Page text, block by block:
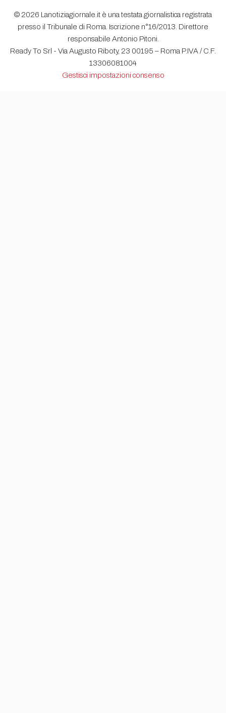
© 2026 Lanotiziagiornale.it è una testata giornalistica registrata
presso il Tribunale di Roma. Iscrizione n°16/2013. Direttore
responsabile Antonio Pitoni.
Ready To Srl - Via Augusto Riboty, 23 00195 – Roma P.IVA / C.F.
13306081004
Gestisci impostazioni consenso